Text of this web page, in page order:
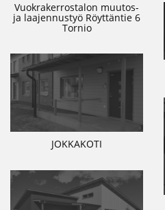
Vuokrakerrostalon muutos-
ja laajennustyö Röyttäntie 6
Tornio
JOKKAKOTI